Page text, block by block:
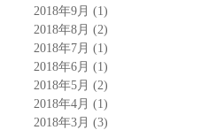
2018年9月 (1)
2018年8月 (2)
2018年7月 (1)
2018年6月 (1)
2018年5月 (2)
2018年4月 (1)
2018年3月 (3)